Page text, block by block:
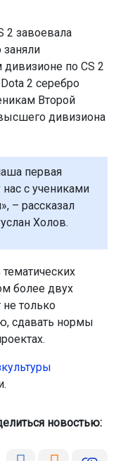
первая
с учениками
– рассказал
Холов.
только
сдавать нормы
новостью:
Читать все